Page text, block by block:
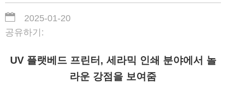
2025-01-20
공유하기:
UV 플랫베드 프린터, 세라믹 인쇄 분야에서 놀
라운 강점을 보여줌